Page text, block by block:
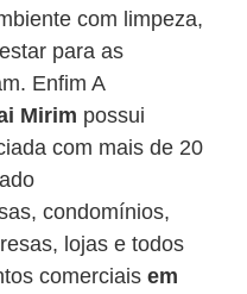
com limpeza,
para as
Enfim A
Mirim possui
com mais de 20
condomínios,
lojas e todos
comerciais em